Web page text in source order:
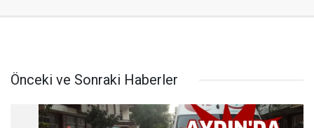
Önceki ve Sonraki Haberler